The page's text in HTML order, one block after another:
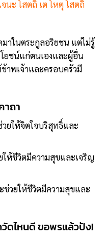
นะ โสตถิ เต โหตุ โสตถิ
มาในตระกูลอริยชน แต่ไม่รู้
ยชน์แก่ตนเองและผู้อื่น
าพเจ้าและครอบครัวมี
ถา
ยให้จิตใจบริสุทธิ์และ
ห้ชีวิตมีความสุขและเจริญ
วยให้ชีวิตมีความสุขและ
ดไหนดี ขอพรแล้วปัง!